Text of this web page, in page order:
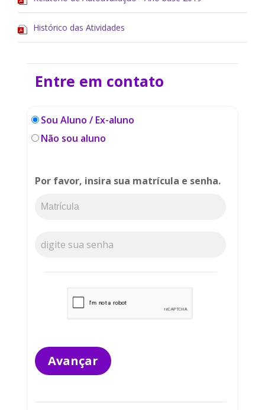
Histórico das Atividades
Entre em contato
Sou Aluno / Ex-aluno
Não sou aluno
Por favor, insira sua matrícula e senha.
Avançar